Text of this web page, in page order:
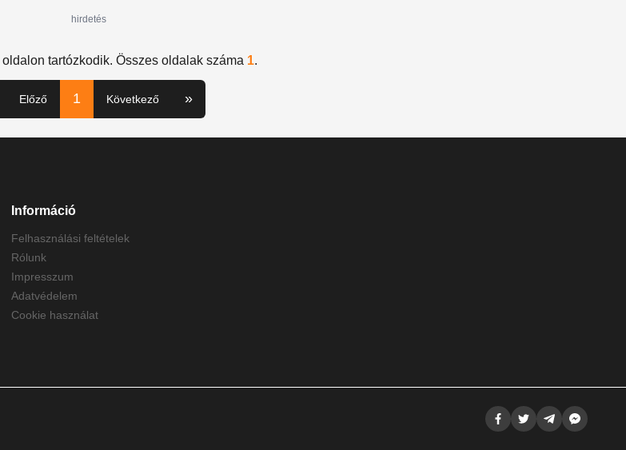
hirdetés
oldalon tartózkodik. Összes oldalak száma 1.
Előző 1 Következő »
Információ
Felhasználási feltételek
Rólunk
Impresszum
Adatvédelem
Cookie használat